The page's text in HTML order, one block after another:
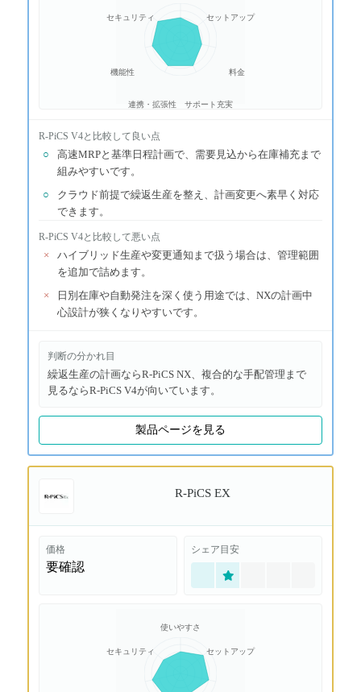
セットアップ
料金
サポート充実
連携・拡張性
機能性
セキュリティ
R-PiCS V4と比較して良い点
○
高速MRPと基準日程計画で、需要見込から在庫補充まで
組みやすいです。
○
クラウド前提で繰返生産を整え、計画変更へ素早く対応
できます。
R-PiCS V4と比較して悪い点
×
ハイブリッド生産や変更通知まで扱う場合は、管理範囲
を追加で詰めます。
×
日別在庫や自動発注を深く使う用途では、NXの計画中
心設計が狭くなりやすいです。
判断の分かれ目
繰返生産の計画ならR-PiCS NX、複合的な手配管理まで
見るならR-PiCS V4が向いています。
製品ページを見る
R-PiCS EX
価格
要確認
シェア目安
使いやすさ
セットアップ
セキュリティ